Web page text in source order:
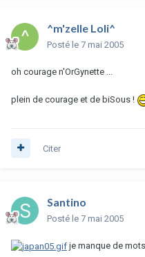
^m'zelle Loli^
Posté le 7 mai 2005
oh courage n'OrGynette ...
plein de courage et de biSous !
Citer
Santino
Posté le 7 mai 2005
je manque de